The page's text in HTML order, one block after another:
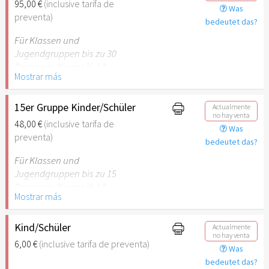
empfehlenswert.
95,00 €(inclusive tarifa de
preventa)
Was
bedeutet das?
Für Klassen und
Jugendgruppen bis zu 30
Jahre) oder Schüler mit
Schülerausweis inklusive
erwachsene Begleitperson.
Hinweis: Für Kinder unter 6
Jahren ist der Ostergarten
Stuttgart nicht
empfehlenswert.
Mostrar más
15er Gruppe Kinder/Schüler
48,00 €(inclusive tarifa de
preventa)
Actualmente
no hay venta
Was
bedeutet das?
Für Klassen und
Jugendgruppen bis zu 15
Jahre) oder Schüler mit
Schülerausweis inklusive
erwachsene Begleitperson.
Hinweis: Für Kinder unter 6
Mostrar más
Kind/Schüler
6,00 €(inclusive tarifa de preventa)
Actualmente
no hay venta
Was
bedeutet das?